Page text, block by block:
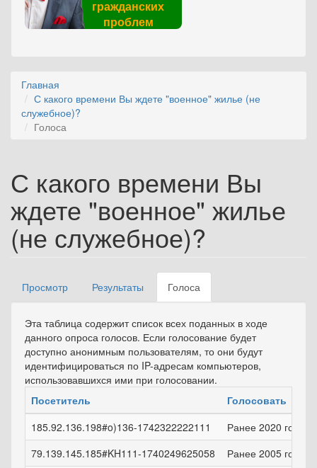
гражданских
проблем
Главная
С какого времени Вы ждете "военное" жилье (не
служебное)?
Голоса
С какого времени Вы
ждете "военное" жилье
(не служебное)?
Главные вкладки
Просмотр Результаты Голоса
вкладка)
Эта таблица содержит список всех поданных в ходе
данного опроса голосов. Если голосование будет
доступно анонимным пользователям, то они будут
идентифицироваться по IP-адресам компьютеров,
использовавшихся ими при голосовании.
Посетитель
Голосовать
185.92.136.198#o)136-1742322222111
Ранее 2020 года
79.139.145.185#KH111-1740249625058
Ранее 2005 года